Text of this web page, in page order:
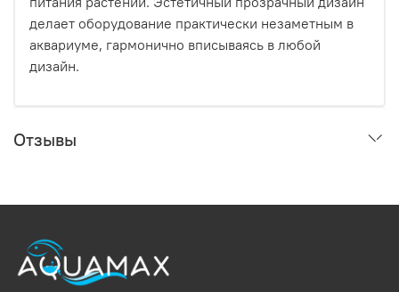
делает оборудование практически незаметным в
аквариуме, гармонично вписываясь в любой
дизайн.
Отзывы